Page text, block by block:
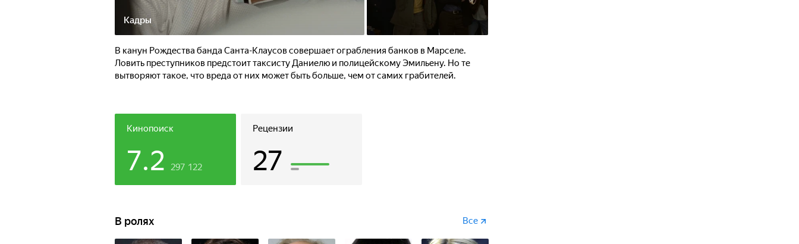
Кадры
В канун Рождества банда Санта-Клаусов совершает ограбления банков в Марселе.
Ловить преступников предстоит таксисту Даниелю и полицейскому Эмильену. Но те
вытворяют такое, что вреда от них может быть больше, чем от самих грабителей.
Кинопоиск
7.2 297 122
Рецензии
27
В ролях Все